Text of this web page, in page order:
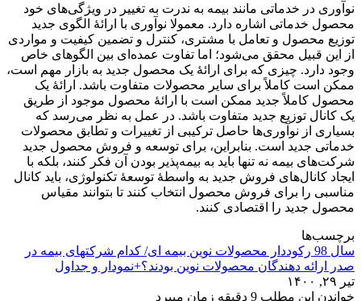
نوآوری در خدماتی مانند بیمه به ندرت به تغییر در ویژگی‌های خود
محصول خدماتی اشاره دارد. معمولا نوآوری با ارائۀ الگوی جدید
توزیع محصول و تعامل با مشتری، کنترل و تضمین کیفیت و مواردی
از این قبیل محقق می‌شود؛ اما تفاوت عمده‌ای بین الگوهای خاص
وجود دارد. چیزی که برای ارائۀ یک محصول جدید به بازار مهم است،
ممکن است کاملاً برای سایر محصولات متفاوت باشد. ارائۀ یک
محصول کاملاً جدید ممکن است با ارائۀ محصول موجود از طریق
یک کانال توزیع جدید متفاوت باشد. در عمل به نظر می‌رسد که
بسیاری از نوآوری‌ها حاصل ترکیبی از تغییرات و تطابق محصولات
خدماتی جدید است. بنابراین، برای توسعه و فروش محصول جدید
شرکت‌های بیمه نه تنها باید به بیمه‌پذیر بودن آن فکر کنند، بلکه با
ایجاد کانال‌های فروش جدید به واسطۀ توسعۀ تکنولوژی، باید کانال
مناسبی را برای فروش محصول انتخاب کنند تا بتوانند مقیاس
محصول جدید را اقتصادی کنند.
برچسب‌ها
سال 98 رکوددار محصولات نوین بیمه ای/ کدام شرکتهای بیمه در
صدر ارائه دهندگان محصولات نوین بودند؟+نمودار و جداول
تیر ۲۹, ۱۴۰۰
خواندن این مطلب 9 دقیقه زمان میبرد